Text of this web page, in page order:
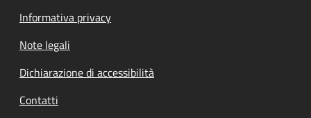
Informativa privacy
Note legali
Dichiarazione di accessibilità
Contatti